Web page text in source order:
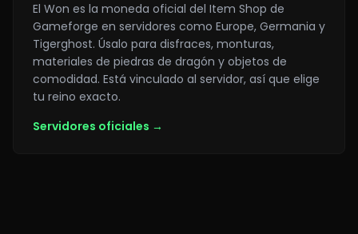
El Won es la moneda oficial del Item Shop de
Gameforge en servidores como Europe, Germania y
Tigerghost. Úsalo para disfraces, monturas,
materiales de piedras de dragón y objetos de
comodidad. Está vinculado al servidor, así que elige
tu reino exacto.
Servidores oficiales →